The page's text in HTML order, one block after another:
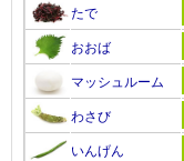
たで
おおば
マッシュルーム
わさび
いんげん